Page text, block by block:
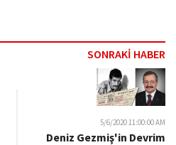
SONRAKİ HABER
5/6/2020 11:00:00 AM
Deniz Gezmiş'in Devrim